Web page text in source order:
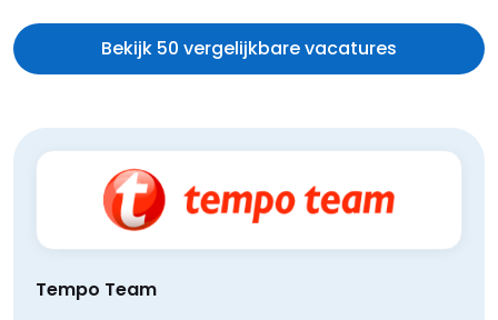
Bekijk 50 vergelijkbare vacatures
Tempo Team